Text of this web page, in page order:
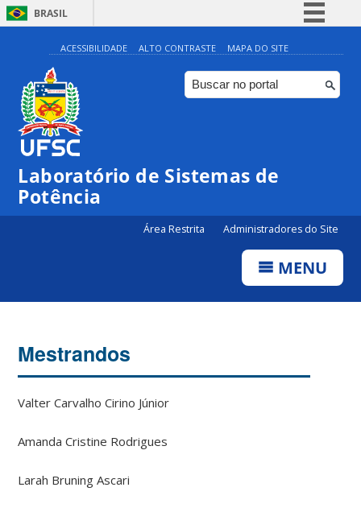
BRASIL
Simplifique!
Comunica BR
Participe
Canais
ACESSIBILIDADE ALTO CONTRASTE MAPA DO SITE
Laboratório de Sistemas de
Potência
Área Restrita Administradores do Site
MENU
Mestrandos
Valter Carvalho Cirino Júnior
Amanda Cristine Rodrigues
Larah Bruning Ascari